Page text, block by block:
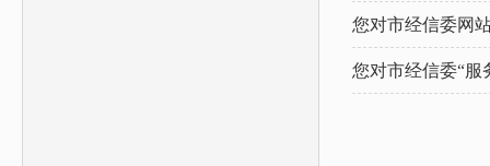
您对市经信委网
您对市经信委“服